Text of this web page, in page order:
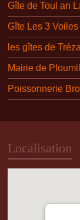
Gîte de Toul an
Gîte Les 3 Voiles
les gîtes de
Mairie de
Poissonnerie
Localisation